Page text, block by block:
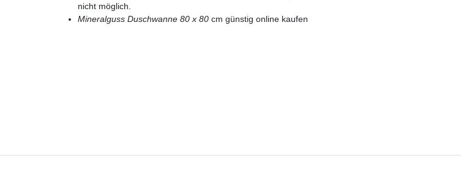
nicht möglich.
Mineralguss Duschwanne 80 x 80 cm günstig online kaufen